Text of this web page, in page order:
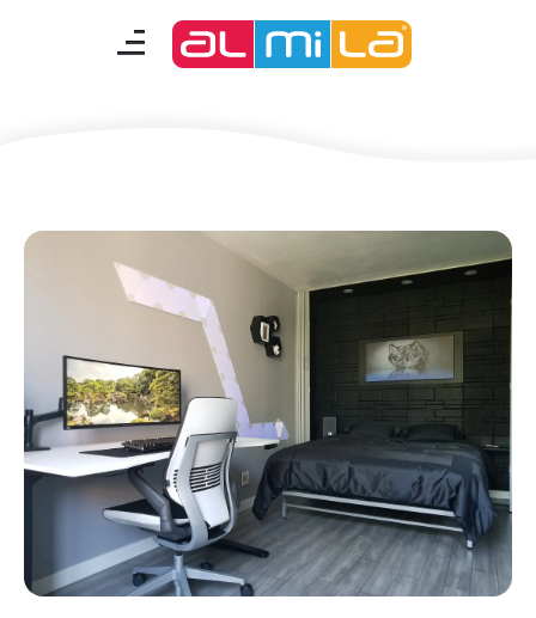
çocuk/bebek odası akıllı mobilyalar
Almila Blog
Almila Kariyer
Almila Life Concept
Bilgi Toplumu Hizmetleri
Bize Ulaşın
En Yakın Almila
Kataloglar
Kurulum & Teslimat
İnsan Kaynakları
Oyuncu Odası Dekorasyon
Fikirleri